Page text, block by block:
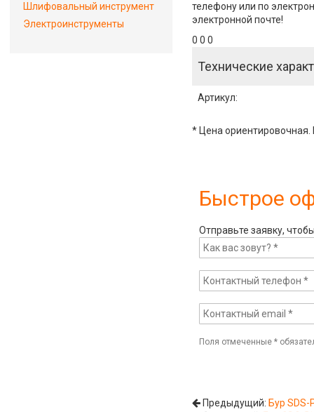
телефону или по
электронной почте!
0 0 0
Технические
Артикул:
* Цена ориентировочная.
Быстрое
Отправьте заявку,
Поля отмеченные*
Предыдущий: Бур
Шлифовальный инструмент
Электроинструменты